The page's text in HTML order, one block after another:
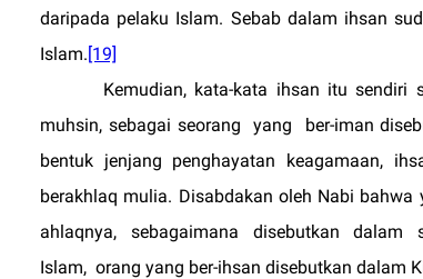
daripada pelaku Islam. Sebab dalam ihsan
Islam.[19]
Kemudian, kata-kata ihsan itu sendiri
muhsin, sebagai seorang
yang ber-iman
bentuk jenjang penghayatan keagamaan,
berakhlaq mulia. Disabdakan oleh Nabi
ahlaqnya,
sebagaimana disebutkan dalam
Islam, orang yang ber-ihsan disebutkan dalam